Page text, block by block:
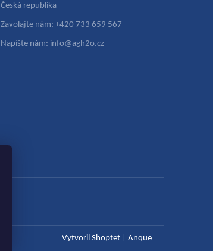
Česká republika
Zavolajte nám: +420 733 659 567
Napíšte nám: info@agh2o.cz
Vytvoril Shoptet Anque